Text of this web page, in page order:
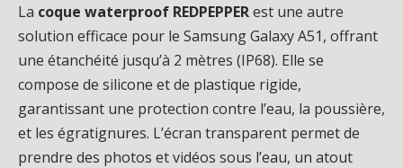
La coque waterproof REDPEPPERest une autre
solution efficace pour le Samsung Galaxy A51, offrant
une étanchéité jusqu’à 2 mètres (IP68). Elle se
compose de silicone et de plastique rigide,
garantissant une protection contre l’eau, la poussière,
et les égratignures. L’écran transparent permet de
prendre des photos et vidéos sous l’eau, un atout